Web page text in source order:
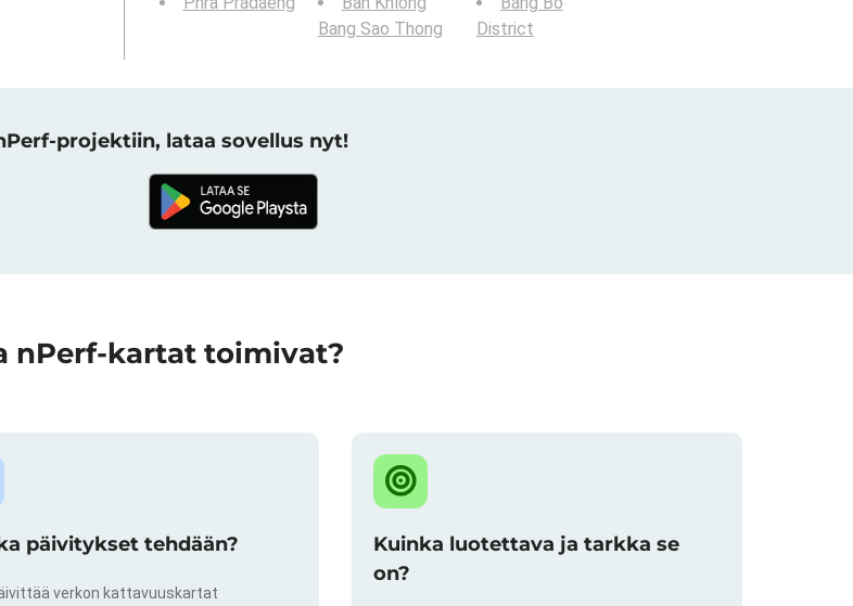
Bang Sao Thong
District
projektiin, lataa sovellus nyt!
nPerf-kartat toimivat?
päivitykset tehdään?
verkon kattavuuskartat
Kuinka luotettava ja tarkka se
on?